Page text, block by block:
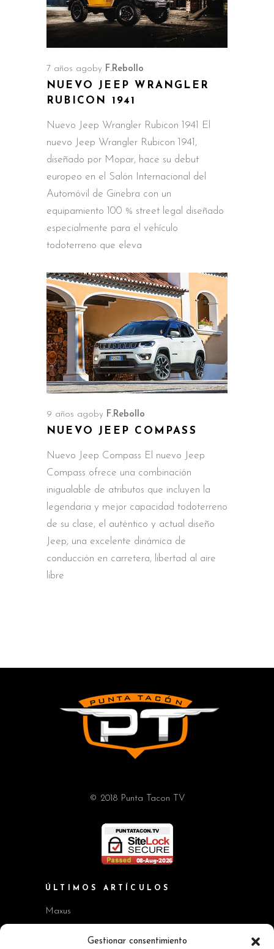
Gestionar consentimiento
7 años agoby F.Rebollo
NUEVO JEEP WRANGLER
RUBICON 1941
Nuevo Jeep Wrangler Rubicon 1941 El
nuevo Jeep Wrangler Rubicon 1941,
diseñado por Mopar, hace su debut
europeo en el Salón Internacional del
Automóvil de Ginebra con un
equipamiento 100 % street legal diseñado
especialmente para el vehículo
todoterreno que eleva
9 años agoby F.Rebollo
NUEVO JEEP COMPASS
Nuevo Jeep Compass El nuevo Jeep
Compass ofrece una combinación
inigualable de atributos que incluyen la
legendaria y mejor capacidad todoterreno
de su clase, el auténtico y actual diseño
Jeep, una excelente dinámica de
conducción en carretera, libertad al aire
libre
© 2018 Punta Tacon TV
ÚLTIMOS ARTÍCULOS
Maxus
Workshop BMW Neue Klasse